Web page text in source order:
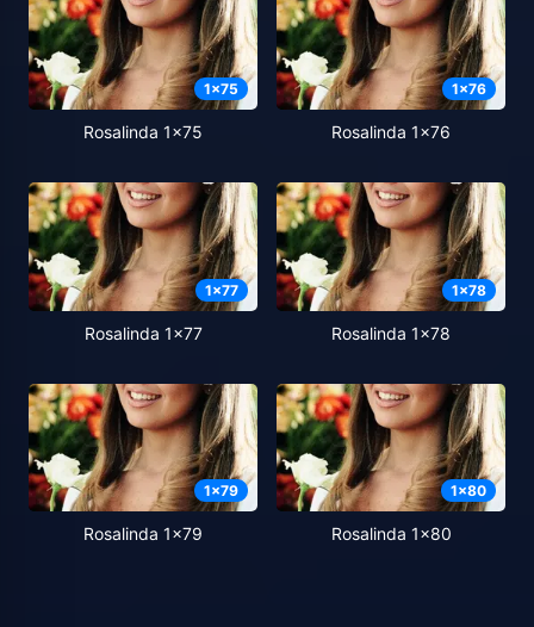
1x75
Rosalinda 1x75
1x76
Rosalinda 1x76
1x77
Rosalinda 1x77
1x78
Rosalinda 1x78
1x79
Rosalinda 1x79
1x80
Rosalinda 1x80